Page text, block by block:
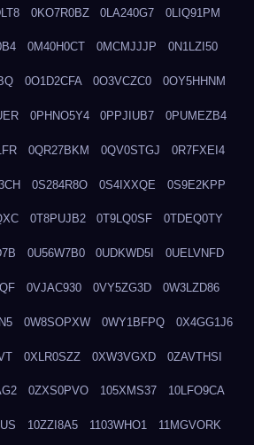
0KO7R0BZ 0LA240G7 0LIQ91PM
0M40H0CT 0MCMJJJP 0N1LZI50
0O1D2CFA 0O3VCZC0 0OY5HHNM
0PHNO5Y4 0PPJIUB7 0PUMEZB4
0QR27BKM 0QV0STGJ 0R7FXEI4
0S284R8O 0S4IXXQE 0S9E2KPP
0T8PUJB2 0T9LQ0SF 0TDEQ0TY
0U56W7B0 0UDKWD5I 0UELVNFD
0VJAC930 0VY5ZG3D 0W3LZD86
0W8SOPXW 0WY1BFPQ 0X4GG1J6
0XLR0SZZ 0XW3VGXD 0ZAVTHSI
0ZXS0PVO 105XMS37 10LFO9CA
10ZZI8A5 1103WHO1 11MGVORK